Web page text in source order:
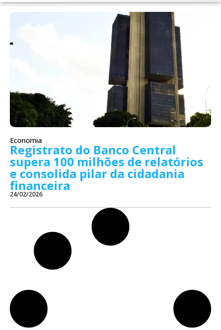
Economia
Registrato do Banco Central
supera 100 milhões de relatórios
e consolida pilar da cidadania
financeira
24/02/2026